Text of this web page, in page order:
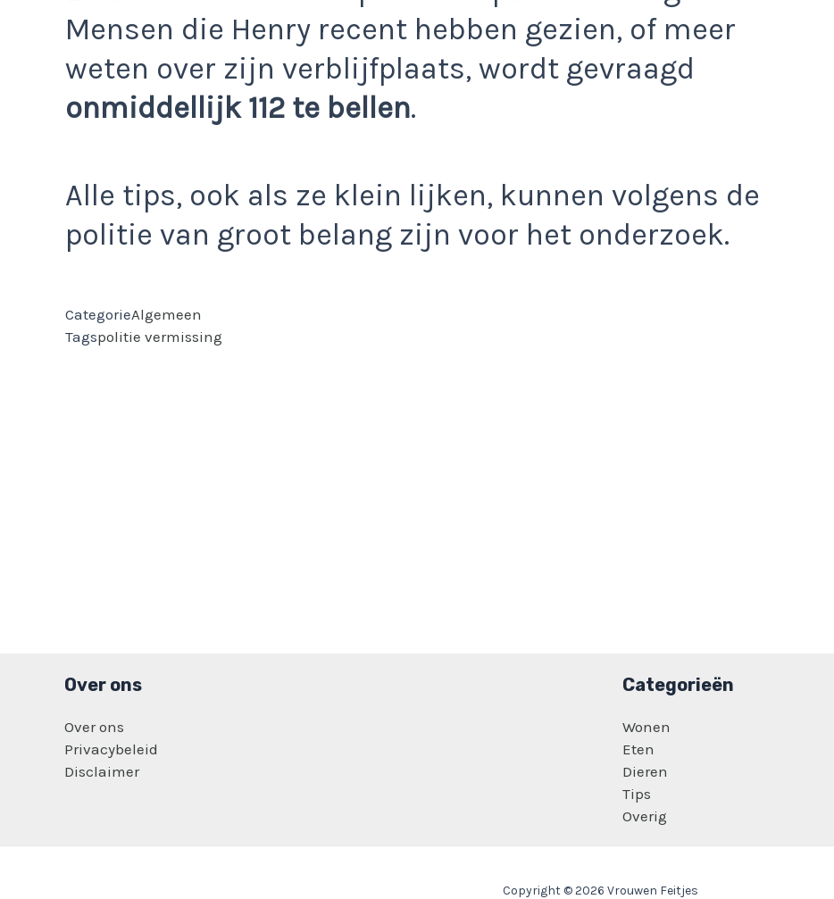
Mensen die Henry recent hebben gezien, of meer
weten over zijn verblijfplaats, wordt gevraagd
onmiddellijk 112 te bellen.
Alle tips, ook als ze klein lijken, kunnen volgens de
politie van groot belang zijn voor het onderzoek.
CategorieAlgemeen
Tagspolitie vermissing
Over ons
Over ons
Privacybeleid
Disclaimer
Categorieën
Wonen
Eten
Dieren
Tips
Overig
Copyright © 2026 Vrouwen Feitjes